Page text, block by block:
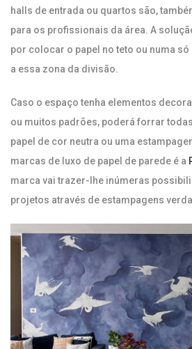
halls de entrada ou quartos são,
para os profissionais da área. A
por colocar o papel no teto ou numa
a essa zona da divisão.
Caso o espaço tenha elementos
ou muitos padrões, poderá forrar
papel de cor neutra ou uma
marcas de luxo de papel de parede é a
marca vai trazer-lhe inúmeras
projetos através de estampagens